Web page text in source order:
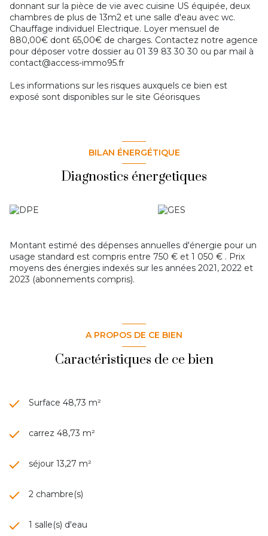
donnant sur la pièce de vie avec cuisine US équipée, deux
chambres de plus de 13m2 et une salle d'eau avec wc.
Chauffage individuel Electrique. Loyer mensuel de
880,00€ dont 65,00€ de charges. Contactez notre agence
pour déposer votre dossier au 01 39 83 30 30 ou par mail à
contact@access-immo95.fr
Les informations sur les risques auxquels ce bien est
exposé sont disponibles sur le site Géorisques
BILAN ÉNERGÉTIQUE
Diagnostics énergetiques
Montant estimé des dépenses annuelles d'énergie pour un
usage standard est compris entre 750 € et 1 050 € . Prix
moyens des énergies indexés sur les années 2021, 2022 et
2023 (abonnements compris).
A PROPOS DE CE BIEN
Caractéristiques de ce bien
Surface 48,73 m²
carrez 48,73 m²
séjour 13,27 m²
2 chambre(s)
1 salle(s) d'eau